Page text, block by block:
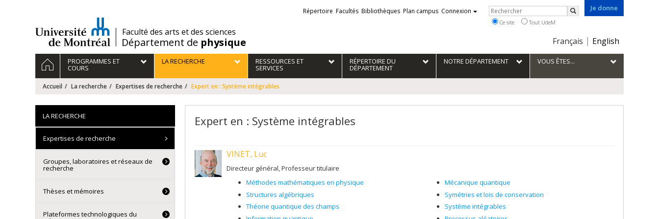
/Faculté des arts et des sciences
Département de physique
Je donne
Choix
la
langue
Français English
Liens
externes
Répertoire Facultés Bibliothèques Plan campus Connexion Rechercher
Rechercher
Ce site Tout UdeM
Navigation
principale
ACCUEILPROGRAMMES ET
COURS
LA RECHERCHE RESSOURCES ET
SERVICES
RÉPERTOIRE DU
DÉPARTEMENT
NOTRE DÉPARTEMENT VOUS ÊTES...
Accueil La recherche Expertises de recherche Expert en : Système intégrables
Expert en : Système intégrables
VINET, Luc
Directeur général, Professeur titulaire
Méthodes mathématiques en physique
Structures algébriques
Théorie quantique des champs
Mécanique quantique
Symétries et lois de conservation
Système intégrables
LA RECHERCHE
Expertises de recherche
Groupes, laboratoires et réseaux de
recherche
Thèses et mémoires
Plateformes technologiques du